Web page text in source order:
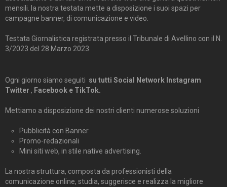
mensili. la nostra testata mette a disposizione i suoi spazi per
campagne banner, di comunicazione e video.
Testata Giornalistica registrata presso il Tribunale di Avellino con il N.
3/2023 del 28 Marzo 2023
Ogni giorno siamo seguiti su tutti Social Network Instagram
Twitter , Facebook e TikTok.
Mettiamo a disposizione dei nostri clienti numerose soluzioni
Pubblicità con Banner
Promo-redazionali
Mini siti web, in stile native advertising.
La nostra struttura, composta da professionisti della
comunicazione online, studia, suggerisce e realizza la migliore